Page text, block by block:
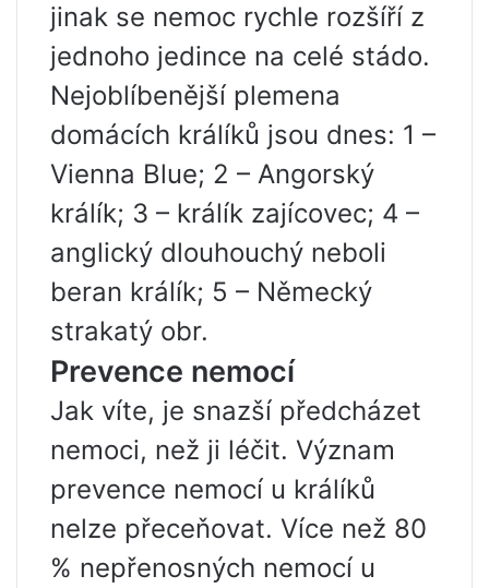
jinak se nemoc rychle rozšíří z
jednoho jedince na celé stádo.
Nejoblíbenější plemena
domácích králíků jsou dnes: 1 –
Vienna Blue; 2 – Angorský
králík; 3 – králík zajícovec; 4 –
anglický dlouhouchý neboli
beran králík; 5 – Německý
strakatý obr.
Prevence nemocí
Jak víte, je snazší předcházet
nemoci, než ji léčit. Význam
prevence nemocí u králíků
nelze přeceňovat. Více než 80
% nepřenosných nemocí u